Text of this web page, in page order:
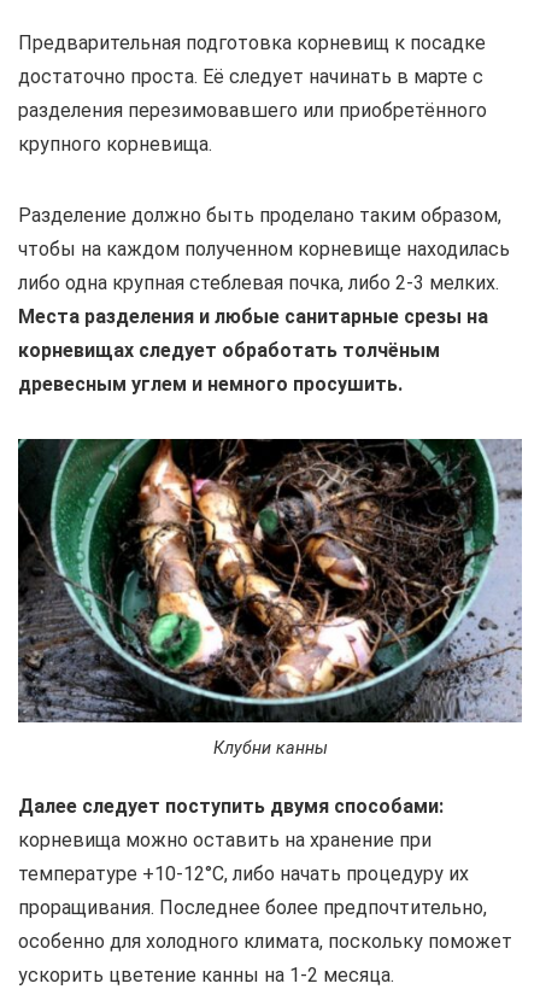
Предварительная подготовка корневищ к посадке
достаточно проста. Её следует начинать в марте с
разделения перезимовавшего или приобретённого
крупного корневища.
Разделение должно быть проделано таким образом,
чтобы на каждом полученном корневище находилась
либо одна крупная стеблевая почка, либо 2-3 мелких.
Места разделения и любые санитарные срезы на
корневищах следует обработать толчёным
древесным углем и немного просушить.
Клубни канны
Далее следует поступить двумя способами:
корневища можно оставить на хранение при
температуре +10-12°С, либо начать процедуру их
проращивания. Последнее более предпочтительно,
особенно для холодного климата, поскольку поможет
ускорить цветение канны на 1-2 месяца.